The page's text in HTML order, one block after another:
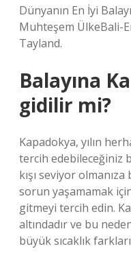
Dünyanın En İyi
Muhteşem ÜlkeBali-
Tayland.
Balayına
gidilir mi?
Kapadokya, yılın
tercih edebileceğiniz
kışı seviyor
sorun yaşamamak
gitmeyi tercih edin.
altındadır ve bu
büyük sıcaklık